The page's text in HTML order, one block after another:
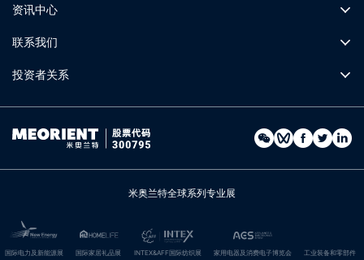
资讯中心
联系我们
投资者关系
米奥兰特全球系列专业展
国际电力及新能源展 国际家居礼品展 INTEX&AFF国际纺织展 家用电器及消费电子博览会 工业装备和零部件